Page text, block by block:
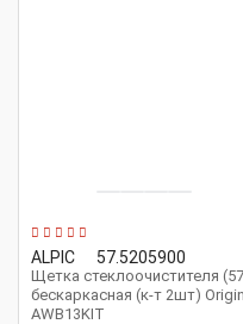
ALPIC 57.5205900
Щетка стеклоочистителя
бескаркасная (к-т 2шт)
AWB13KIT